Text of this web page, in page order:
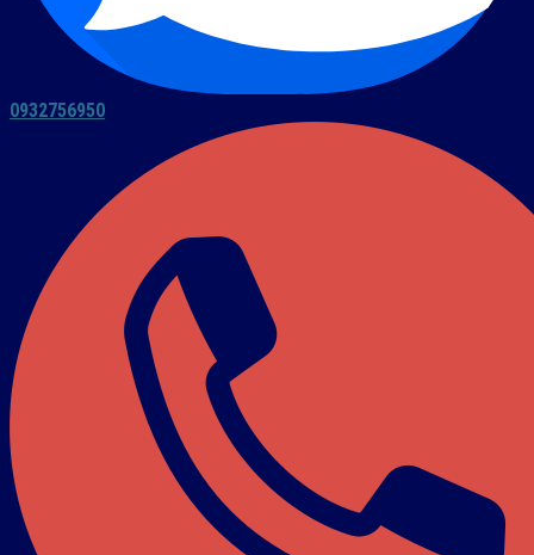
0932756950